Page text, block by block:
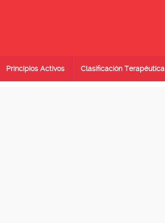
Principios Activos Clasificación Terapéutica